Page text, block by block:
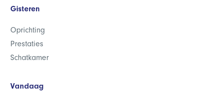
Gisteren
Oprichting
Prestaties
Schatkamer
Vandaag